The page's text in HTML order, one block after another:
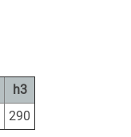
h3
290